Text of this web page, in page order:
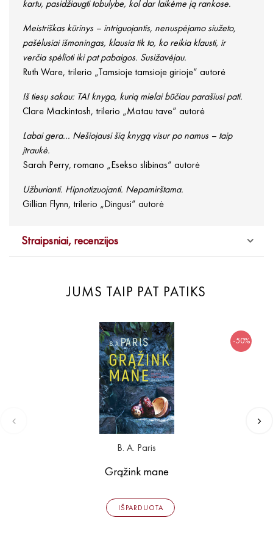
kartu, pasidžiaugti tobulybe, kol dar laikėme ją rankose.
Meistriškas kūrinys – intriguojantis, nenuspėjamo siužeto,
pašėlusiai išmoningas, klausia tik to, ko reikia klausti, ir
verčia spėlioti iki pat pabaigos. Susižavėjau.
Ruth Ware, trilerio „Tamsioje tamsioje girioje“ autorė
Iš tiesų sakau: TAI knyga, kurią mielai būčiau parašiusi pati.
Clare Mackintosh, trilerio „Matau tave“ autorė
Labai gera... Nešiojausi šią knygą visur po namus – taip
įtraukė.
Sarah Perry, romano „Esekso slibinas“ autorė
Užburianti. Hipnotizuojanti. Nepamirštama.
Gillian Flynn, trilerio „Dingusi“ autorė
Straipsniai, recenzijos
JUMS TAIP PAT PATIKS
-50%
B. A. Paris
Grąžink mane
IŠPARDUOTA